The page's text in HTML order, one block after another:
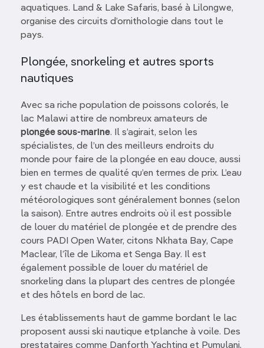
aquatiques. Land & Lake Safaris, basé à Lilongwe,
organise des circuits d’ornithologie dans tout le
pays.
Plongée, snorkeling et autres sports
nautiques
Avec sa riche population de poissons colorés, le
lac Malawi attire de nombreux amateurs de
plongée sous-marine. Il s’agirait, selon les
spécialistes, de l’un des meilleurs endroits du
monde pour faire de la plongée en eau douce, aussi
bien en termes de qualité qu’en termes de prix. L’eau
y est chaude et la visibilité et les conditions
météorologiques sont généralement bonnes (selon
la saison). Entre autres endroits où il est possible
de louer du matériel de plongée et de prendre des
cours PADI Open Water, citons Nkhata Bay, Cape
Maclear, l’île de Likoma et Senga Bay. Il est
également possible de louer du matériel de
snorkeling dans la plupart des centres de plongée
et des hôtels en bord de lac.
Les établissements haut de gamme bordant le lac
proposent aussi ski nautique etplanche à voile. Des
prestataires comme Danforth Yachting et Pumulani,